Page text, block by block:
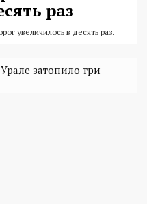
раз
увеличилось в десять раз.
затопило три